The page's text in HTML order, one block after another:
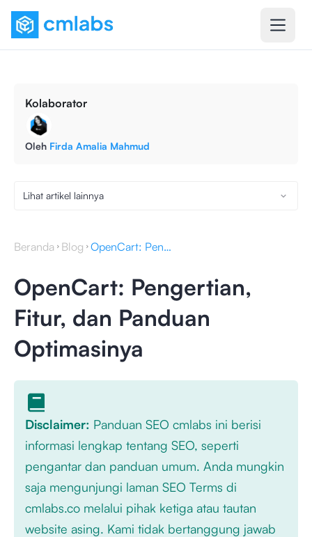
Kolaborator
Oleh Firda Amalia Mahmud
Lihat artikel lainnya
Beranda Blog OpenCart: Pengertian, Fitur, dan Panduan Optimasinya
OpenCart: Pengertian,
Fitur, dan Panduan
Optimasinya
Disclaimer: Panduan SEO cmlabs ini berisi
informasi lengkap tentang SEO, seperti
pengantar dan panduan umum. Anda mungkin
saja mengunjungi laman SEO Terms di
cmlabs.co melalui pihak ketiga atau tautan
website asing. Kami tidak bertanggung jawab